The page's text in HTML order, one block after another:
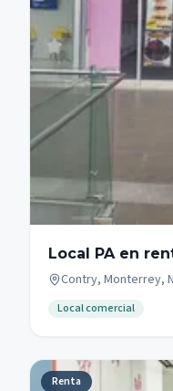
Local PA en
zona Garza
Contry, Monterrey,
Local comercial
Renta